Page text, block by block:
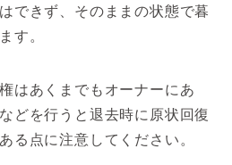
できず、そのままの状態で暮
す。
はあくまでもオーナーにあ
どを行うと退去時に原状回復
る点に注意してください。